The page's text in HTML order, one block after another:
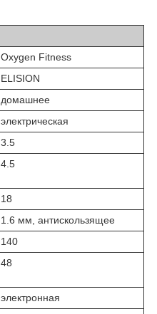
Oxygen Fitness
ELISION
домашнее
электрическая
3.5
4.5
18
1.6 мм, антискользящее
140
48
электронная